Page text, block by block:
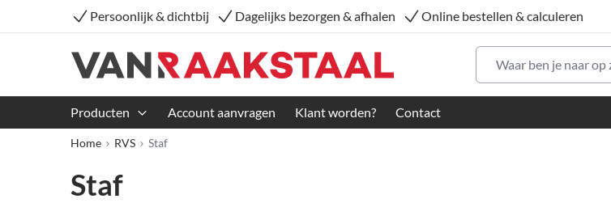
Persoonlijk & dichtbij Dagelijks bezorgen & afhalen Online bestellen & calculeren
Waar ben je naar op zoek?
Producten Account aanvragen Klant worden? Contact
Home RVS Staf
Staf